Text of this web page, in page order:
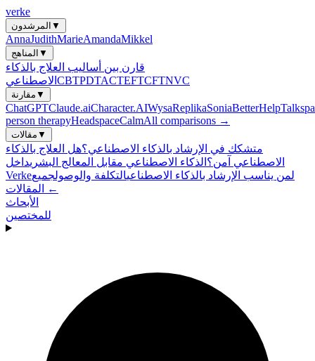
verke
المرشدون ▼
AnnaJudithMarieAmandaMikkel
المناهج ▼
قارن بين أساليب العلاج بالذكاء
الاصطناعي CBTPDTACTEFTCFTNVC
مقارنة ▼
ChatGPTClaude.aiCharacter.AIWysaReplikaSoniaBetterHelp
person therapyHeadspaceCalmAll comparisons →
مقالات ▼
متشكك في الإرشاد بالذكاء الاصطناعي؟هل العلاج بالذكاء
الاصطناعي آمن؟ الذكاء الاصطناعي مقابل المعالج البشريداخل
Verke
لمن يناسب الإرشاد بالذكاء الاصطناعيالتكلفة والوصولجميع
المقالات ←
الأبحاث
للمختصين